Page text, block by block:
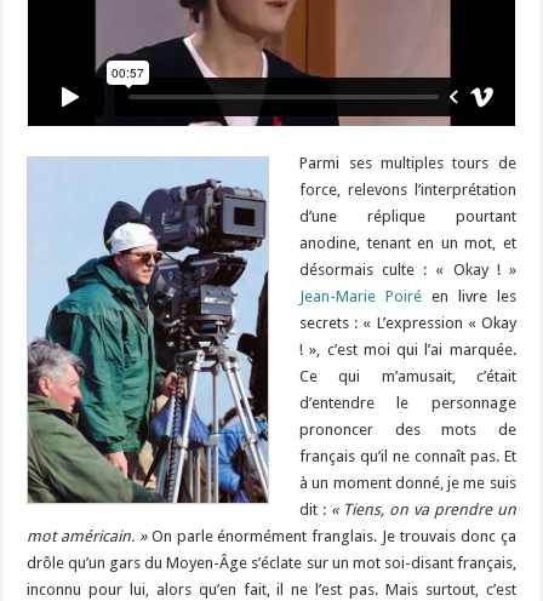
Parmi ses multiples tours de
force, relevons l’interprétation
d’une réplique pourtant
anodine, tenant en un mot, et
désormais culte : « Okay ! »
Jean-Marie Poiré en livre les
secrets : « L’expression « Okay
! », c’est moi qui l’ai marquée.
Ce qui m’amusait, c’était
d’entendre le personnage
prononcer des mots de
français qu’il ne connaît pas. Et
à un moment donné, je me suis
dit : « Tiens, on va prendre un
mot américain. »On parle énormément franglais. Je trouvais donc ça
drôle qu’un gars du Moyen-Âge s’éclate sur un mot soi-disant français,
inconnu pour lui, alors qu’en fait, il ne l’est pas. Mais surtout, c’est